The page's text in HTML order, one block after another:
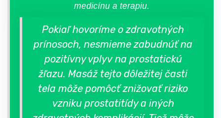
medicínu a terapiu.
Pokiaľ hovoríme o zdravotných
prínosoch, nesmieme zabudnúť na
pozitívny vplyv na prostatickú
žľazu. Masáž tejto dôležitej časti
tela môže pomôcť znižovať riziko
vzniku prostatitídy a iných